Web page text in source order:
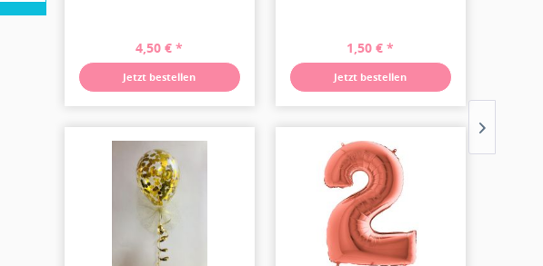
4,50 € *
Jetzt bestellen
1,50 € *
Jetzt bestellen